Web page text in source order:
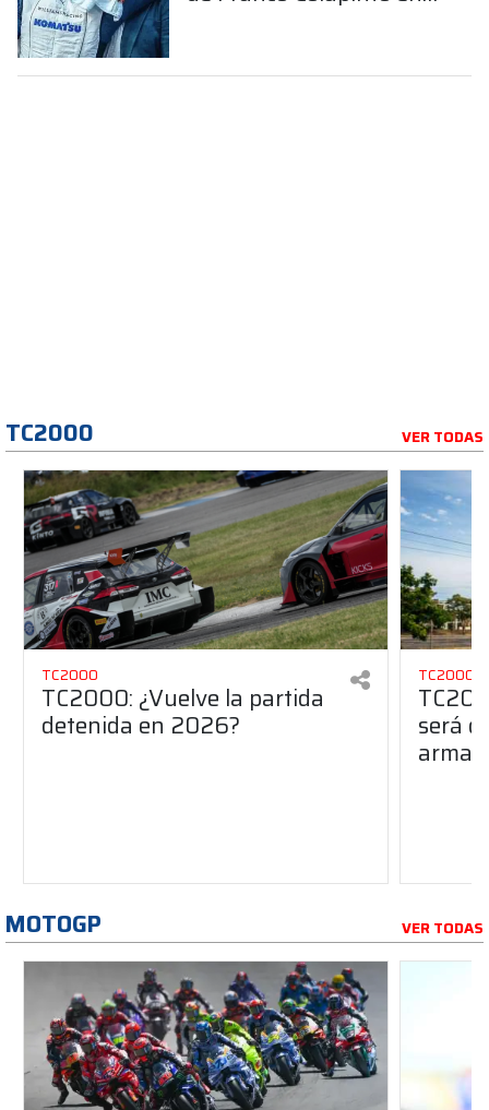
TC2000 VER TODAS
TC2000
TC2000: ¿Vuelve la partida
detenida en 2026?
TC2000
será
MOTOGP VER TODAS